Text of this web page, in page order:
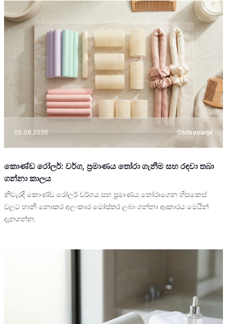
05.08.2026 Oblikovanje
කොණ්ඩ රෝලර්: වර්ග, ප්‍රමාණය තෝරා ගැනීම සහ රඳවා තබා
ගන්නා කාලය
නිවැරදි කොණ්ඩ රෝලර් වර්ගය සහ ප්‍රමාණය තෝරාගෙන හිසකෙස්
වලට හානි නොකර අලංකාර මෝස්තර ලබා ගන්නා ආකාරය මෙයින්
දැනගන්න.